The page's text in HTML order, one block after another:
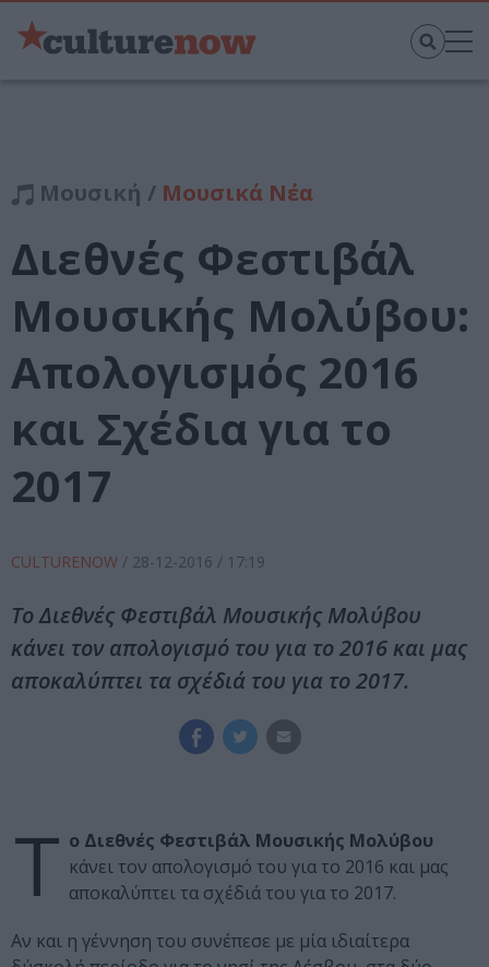
Μουσική / Μουσικά Νέα
Διεθνές Φεστιβάλ
Μουσικής Μολύβου:
Απολογισμός 2016
και Σχέδια για το
2017
CULTURENOW / 28-12-2016 / 17:19
Το Διεθνές Φεστιβάλ Μουσικής Μολύβου
κάνει τον απολογισμό του για το 2016 και μας
αποκαλύπτει τα σχέδιά του για το 2017.
Τ ο Διεθνές Φεστιβάλ Μουσικής Μολύβου
κάνει τον απολογισμό του για το 2016 και μας
αποκαλύπτει τα σχέδιά του για το 2017.
Αν και η γέννηση του συνέπεσε με μία ιδιαίτερα